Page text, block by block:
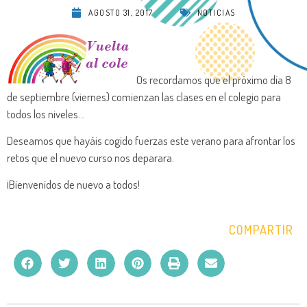
AGOSTO 31, 2017 NOTICIAS
Os recordamos que el próximo día 8
de septiembre (viernes) comienzan las clases en el colegio para
todos los niveles…
Deseamos que hayáis cogido fuerzas este verano para afrontar los
retos que el nuevo curso nos deparara.
¡Bienvenidos de nuevo a todos!
COMPARTIR